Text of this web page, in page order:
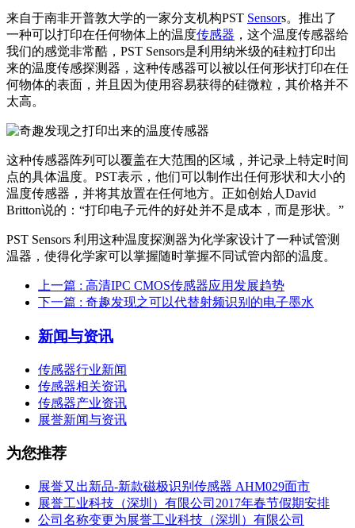
来自于南非开普敦大学的一家分支机构PST Sensors。推出了
一种可以打印在任何物体上的温度传感器 ，这个温度传感器给
我们的感觉非常酷，PST Sensors是利用纳米级的硅粒打印出
来的温度传感探测器，这种传感器可以被以任何形状打印在任
何物体的表面，并且因为使用容易获得的硅微粒，其价格并不
太高。
这种传感器阵列可以覆盖在大范围的区域，并记录上特定时间
点的具体温度。PST表示，他们可以制作出任何形状和大小的
温度传感器，并将其放置在任何地方。正如创始人David
Britton说的：“打印电子元件的好处并不是成本，而是形状。”
PST Sensors 利用这种温度探测器为化学家设计了一种试管测
温器，使得化学家可以掌握随时掌握不同试管内部的温度。
上一篇 : 高清IPC CMOS传感器应用发展趋势
下一篇 : 奇趣发现之可以代替射频识别的电子墨水
新闻与资讯
传感器行业新闻
传感器相关资讯
传感器产业资讯
展誉新闻与资讯
为您推荐
展誉又出新品-新款磁极识别传感器 AHM029面市
展誉工业科技（深圳）有限公司2017年春节假期安排
公司名称变更为展誉工业科技（深圳）有限公司